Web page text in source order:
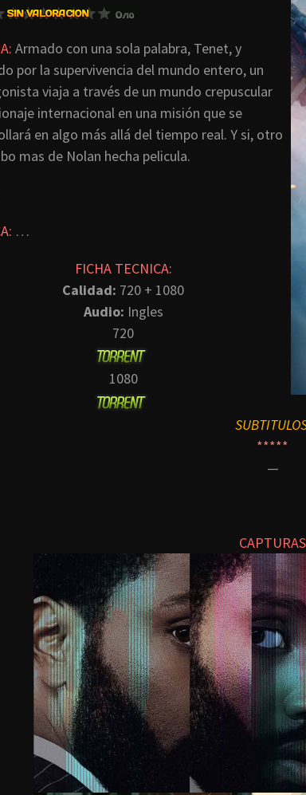
Armado con una sola palabra, Tenet, y
por la supervivencia del mundo entero, un
viaja a través de un mundo crepuscular
internacional en una misión que se
en algo más allá del tiempo real. Y si, otro
mas de Nolan hecha pelicula.
…
FICHA TECNICA:
Calidad: 720 + 1080
Audio: Ingles
720
1080
*****
—
CAPTURAS